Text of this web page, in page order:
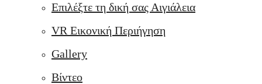
Επιλέξτε τη δική σας Αιγιάλεια
VR Εικονική Περιήγηση
Gallery
Βίντεο